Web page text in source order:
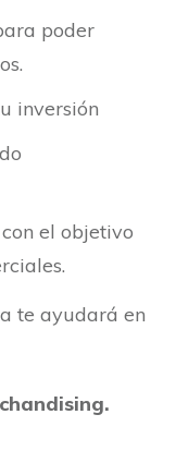
poder
inversión
el objetivo
te ayudará en